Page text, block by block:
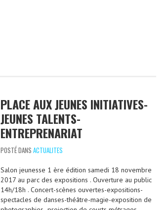
PLACE AUX JEUNES INITIATIVES-
JEUNES TALENTS-
ENTREPRENARIAT
POSTÉ DANS ACTUALITES
Salon jeunesse 1 ère édition samedi 18 novembre
2017 au parc des expositions . Ouverture au public
14h/18h . Concert-scènes ouvertes-expositions-
spectacles de danses-théâtre-magie-exposition de